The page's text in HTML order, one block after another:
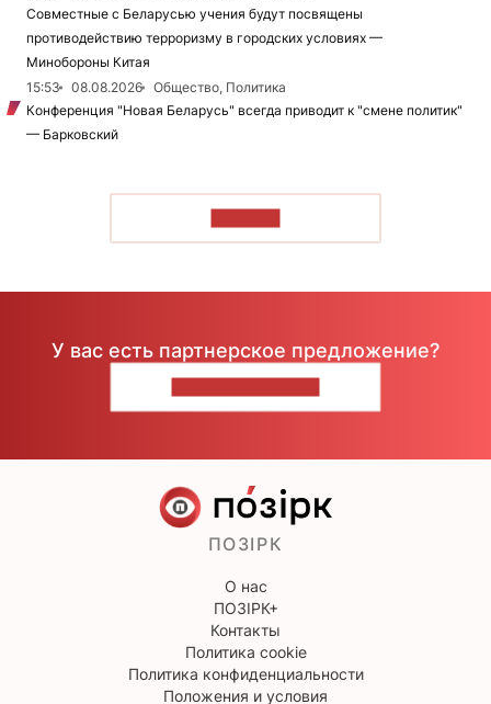
Совместные с Беларусью учения будут посвящены
противодействию терроризму в городских условиях —
Минобороны Китая
15:53
08.08.2026
Общество, Политика
Конференция "Новая Беларусь" всегда приводит к "смене политик"
— Барковский
У вас есть партнерское предложение?
ПОЗІРК
О нас
ПОЗІРК+
Контакты
Политика cookie
Политика конфиденциальности
Положения и условия